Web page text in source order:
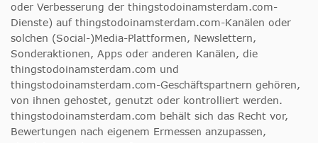
oder Verbesserung der thingstodoinamsterdam.com-
Dienste) auf thingstodoinamsterdam.com-Kanälen oder
solchen (Social-)Media-Plattformen, Newslettern,
Sonderaktionen, Apps oder anderen Kanälen, die
thingstodoinamsterdam.com und
thingstodoinamsterdam.com-Geschäftspartnern gehören,
von ihnen gehostet, genutzt oder kontrolliert werden.
thingstodoinamsterdam.com behält sich das Recht vor,
Bewertungen nach eigenem Ermessen anzupassen,